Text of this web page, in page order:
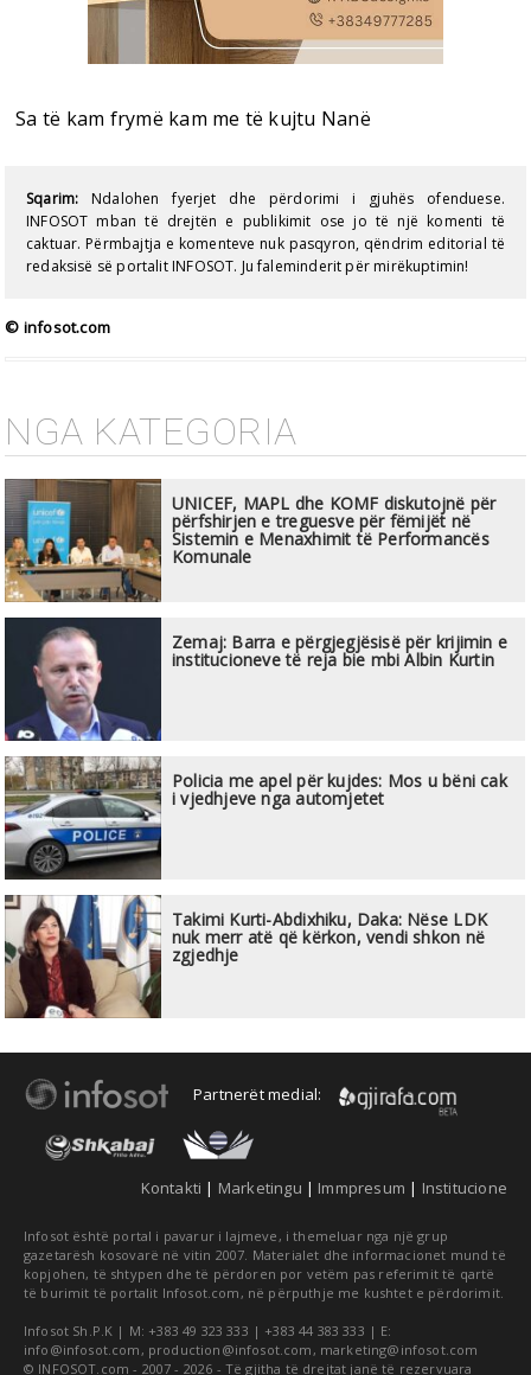
Sa të kam frymë kam me të kujtu Nanë
Sqarim: Ndalohen fyerjet dhe përdorimi i gjuhës ofenduese.
INFOSOT mban të drejtën e publikimit ose jo të një komenti të
caktuar. Përmbajtja e komenteve nuk pasqyron, qëndrim editorial të
redaksisë së portalit INFOSOT. Ju faleminderit për mirëkuptimin!
© infosot.com
NGA KATEGORIA
UNICEF, MAPL dhe KOMF diskutojnë për
përfshirjen e treguesve për fëmijët në
Sistemin e Menaxhimit të Performancës
Komunale
Zemaj: Barra e përgjegjësisë për krijimin e
institucioneve të reja bie mbi Albin Kurtin
Policia me apel për kujdes: Mos u bëni cak
i vjedhjeve nga automjetet
Takimi Kurti-Abdixhiku, Daka: Nëse LDK
nuk merr atë që kërkon, vendi shkon në
zgjedhje
Partnerët medial:
Kontakti | Marketingu | Immpresum | Institucione
Infosot është portal i pavarur i lajmeve, i themeluar nga një grup
gazetarësh kosovarë në vitin 2007. Materialet dhe informacionet mund të
kopjohen, të shtypen dhe të përdoren por vetëm pas referimit të qartë
të burimit të portalit Infosot.com, në përputhje me kushtet e përdorimit.
Infosot Sh.P.K | M: +383 49 323 333 | +383 44 383 333 | E:
info@infosot.com, production@infosot.com, marketing@infosot.com
© INFOSOT.com - 2007 - 2026 - Të gjitha të drejtat janë të rezervuara